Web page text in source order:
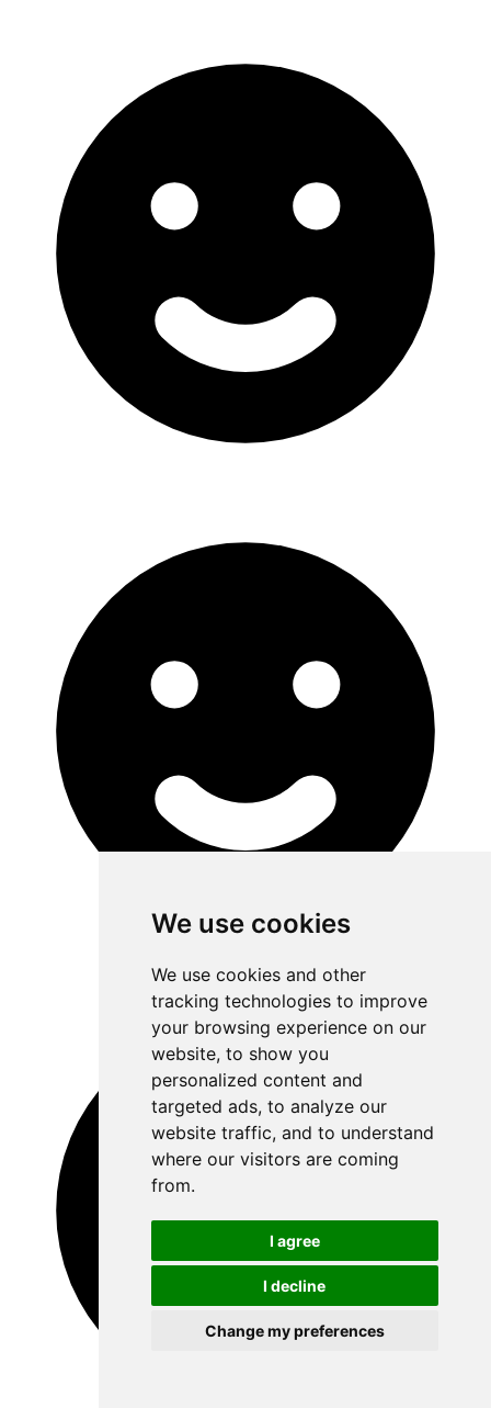
We use cookies
We use cookies and other
tracking technologies to improve
your browsing experience on our
website, to show you
personalized content and
targeted ads, to analyze our
website traffic, and to understand
where our visitors are coming
from.
I agree
I decline
Change my preferences